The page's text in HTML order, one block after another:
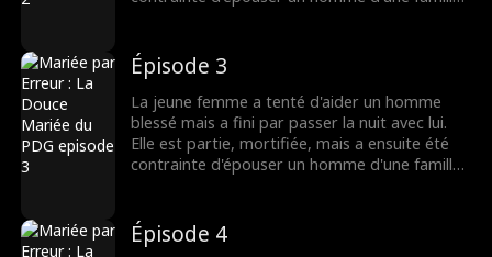
Épisode 3
La jeune femme a tenté d'aider un homme
blessé mais a fini par passer la nuit avec lui.
Elle est partie, mortifiée, mais a ensuite été
contrainte d'épouser un homme d'une famille
Épisode 4